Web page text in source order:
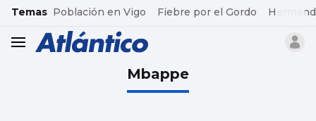
common.go-to-content
Temas Población en Vigo Fiebre por el Gordo
header.menu.open
Mbappe